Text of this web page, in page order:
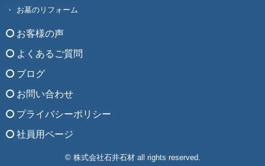
お墓のリフォーム
お客様の声
よくあるご質問
ブログ
お問い合わせ
プライバシーポリシー
社員用ページ
© 株式会社石井石材 all rights reserved.